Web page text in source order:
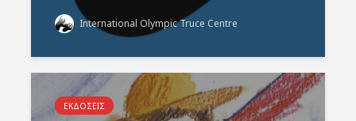
International Olympic Truce Centre
ΕΚΔΟΣΕΙΣ